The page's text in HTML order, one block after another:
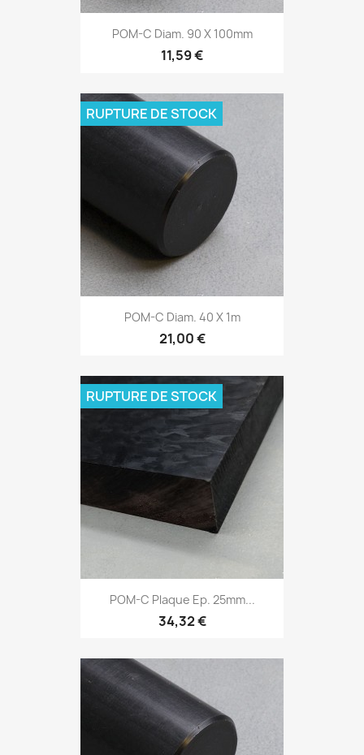
POM-C Diam. 90 X 100mm
11,59 €
POM-C Diam. 40 X 1m
21,00 €
RUPTURE DE STOCK
POM-C Plaque Ep. 25mm...
34,32 €
RUPTURE DE STOCK